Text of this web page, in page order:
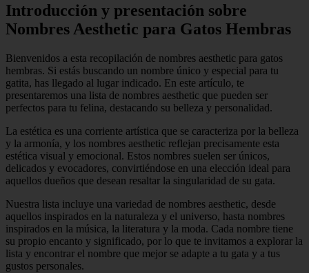
Introducción y presentación sobre
Nombres Aesthetic para Gatos Hembras
Bienvenidos a esta recopilación de nombres aesthetic para gatos
hembras. Si estás buscando un nombre único y especial para tu
gatita, has llegado al lugar indicado. En este artículo, te
presentaremos una lista de nombres aesthetic que pueden ser
perfectos para tu felina, destacando su belleza y personalidad.
La estética es una corriente artística que se caracteriza por la belleza
y la armonía, y los nombres aesthetic reflejan precisamente esta
estética visual y emocional. Estos nombres suelen ser únicos,
delicados y evocadores, convirtiéndose en una elección ideal para
aquellos dueños que desean resaltar la singularidad de su gata.
Nuestra lista incluye una variedad de nombres aesthetic, desde
aquellos inspirados en la naturaleza y el universo, hasta nombres
inspirados en la música, la literatura y la moda. Cada nombre tiene
su propio encanto y significado, por lo que te invitamos a explorar la
lista y encontrar el nombre que mejor se adapte a tu gata y a tus
gustos personales.